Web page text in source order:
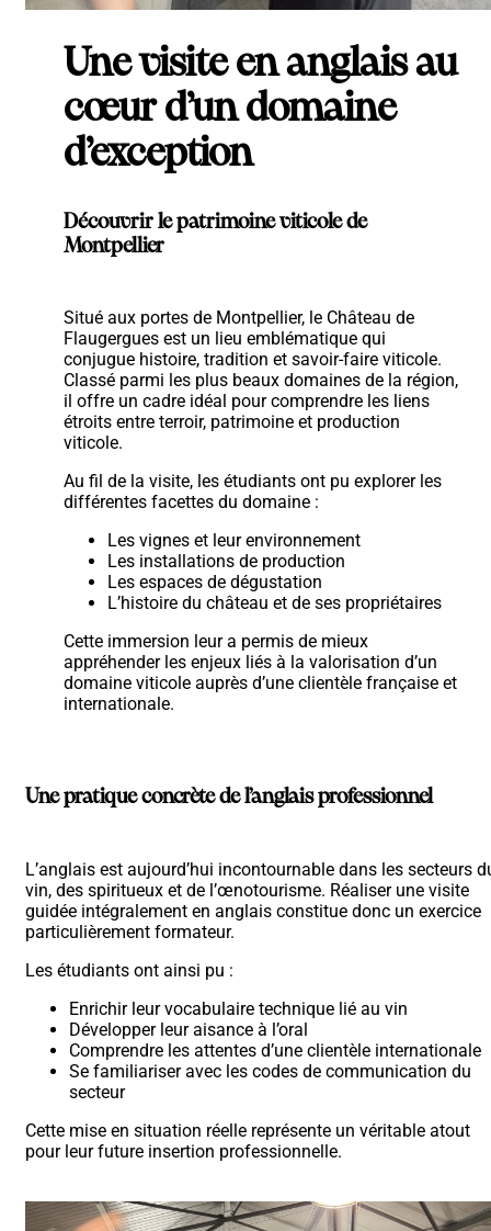
Une visite en anglais au
cœur d’un domaine
d’exception
Découvrir le patrimoine viticole de
Montpellier
Situé aux portes de Montpellier, le Château de
Flaugergues est un lieu emblématique qui
conjugue histoire, tradition et savoir-faire viticole.
Classé parmi les plus beaux domaines de la région,
il offre un cadre idéal pour comprendre les liens
étroits entre terroir, patrimoine et production
viticole.
Au fil de la visite, les étudiants ont pu explorer les
différentes facettes du domaine :
Les vignes et leur environnement
Les installations de production
Les espaces de dégustation
L’histoire du château et de ses propriétaires
Cette immersion leur a permis de mieux
appréhender les enjeux liés à la valorisation d’un
domaine viticole auprès d’une clientèle française et
internationale.
Une pratique concrète de l’anglais professionnel
L’anglais est aujourd’hui incontournable dans les secteurs
vin, des spiritueux et de l’œnotourisme. Réaliser une visite
guidée intégralement en anglais constitue donc un exercice
particulièrement formateur.
Les étudiants ont ainsi pu :
Enrichir leur vocabulaire technique lié au vin
Développer leur aisance à l’oral
Comprendre les attentes d’une clientèle internationale
Se familiariser avec les codes de communication du
secteur
Cette mise en situation réelle représente un véritable atout
pour leur future insertion professionnelle.